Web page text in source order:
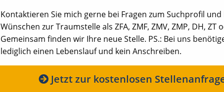
Kontaktieren Sie mich gerne bei Fragen zum Suchprofil und
Wünschen zur Traumstelle als ZFA, ZMF, ZMV, ZMP, DH, ZT
Gemeinsam finden wir Ihre neue Stelle. PS.: Bei uns
lediglich einen Lebenslauf und kein Anschreiben.
Jetzt zur kostenlosen